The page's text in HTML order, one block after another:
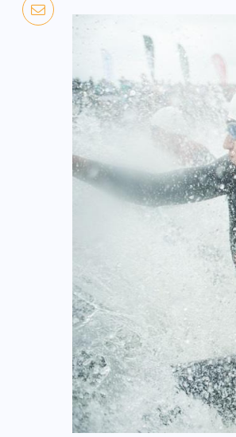
TRI: TRENING
Sposoby na
zachowanie